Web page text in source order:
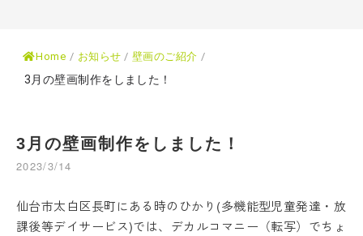
Home / お知らせ / 壁画のご紹介 /
3月の壁画制作をしました！
3月の壁画制作をしました！
2023/3/14
仙台市太白区長町にある時のひかり(多機能型児童発達・放
課後等デイサービス)では、デカルコマニー（転写）でちょ